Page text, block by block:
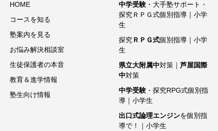
HOME
コースを知る
塾案内を見る
お悩み解決相談室
生徒保護者の本音
教育＆進学情報
塾生向け情報
中学受験 ・大手塾サポート・
探究ＲＰＧ式個別指導｜小学
生
探究ＲＰＧ式個別指導｜小学
生
県立大附属中対策｜ 芦屋国際
中対策
中学受験 ・探究RPG式個別指
導｜小学生
出口式論理エンジンを個別指
導で！｜小学生